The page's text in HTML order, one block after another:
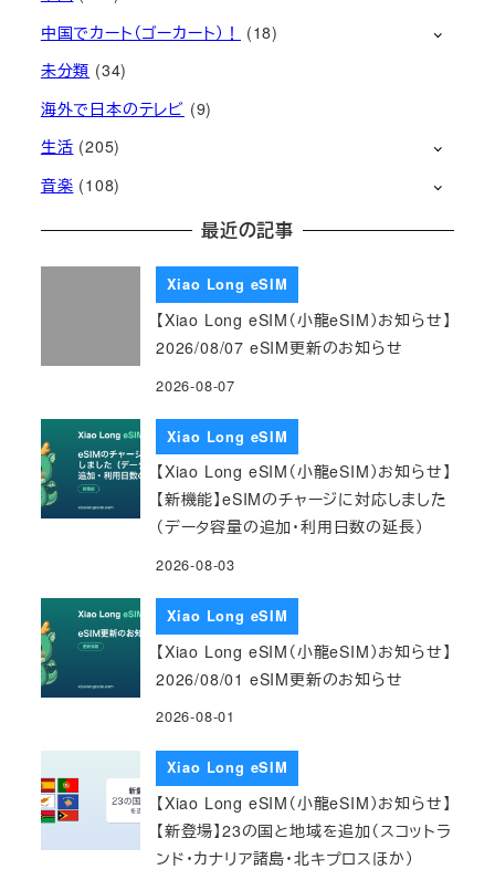
中国でカート（ゴーカート）！
(18)
未分類 (34)
海外で日本のテレビ (9)
生活 (205)
音楽 (108)
最近の記事
Xiao Long eSIM
【Xiao Long eSIM（小龍eSIM）お知らせ】
2026/08/07 eSIM更新のお知らせ
2026-08-07
Xiao Long eSIM
【Xiao Long eSIM（小龍eSIM）お知らせ】
【新機能】eSIMのチャージに対応しました
（データ容量の追加・利用日数の延長）
2026-08-03
Xiao Long eSIM
【Xiao Long eSIM（小龍eSIM）お知らせ】
2026/08/01 eSIM更新のお知らせ
2026-08-01
Xiao Long eSIM
【Xiao Long eSIM（小龍eSIM）お知らせ】
【新登場】23の国と地域を追加（スコットラ
ンド・カナリア諸島・北キプロスほか）